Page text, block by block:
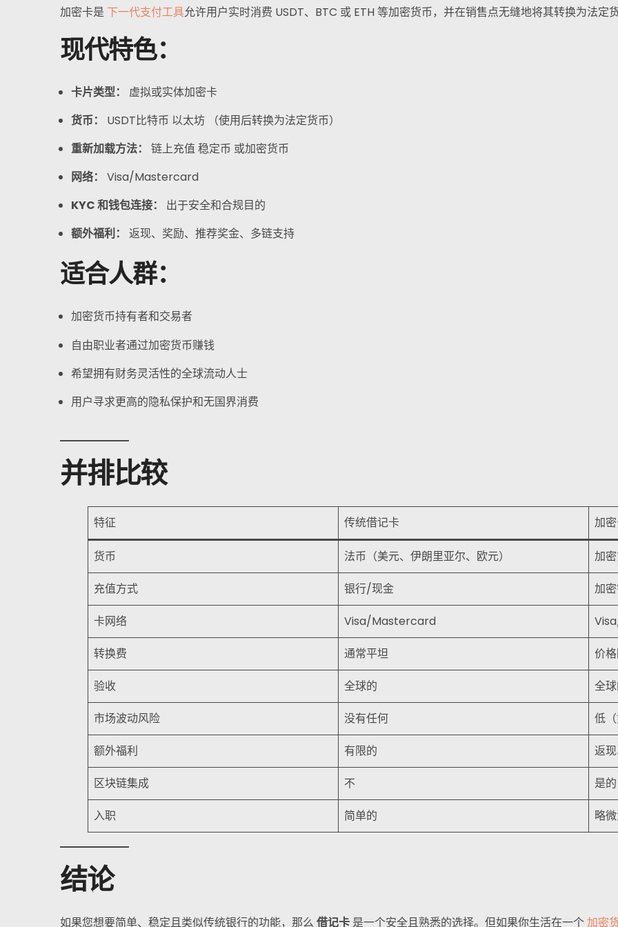
常见问题解答
消息
报名
中文
电报
加密卡是 下一代支付工具允许用户实时消费 USDT、BTC 或 ETH 等加密货币，并在销售点无缝地将其转换为法定
现代特色：
卡片类型：
虚拟或实体加密卡
货币：
USDT比特币 以太坊
（使用后转换为法定货币）
重新加载方法：
链上充值稳定币 或加密货币
网络：
Visa/Mastercard
KYC 和钱包连接：
出于安全和合规目的
额外福利：
返现、奖励、推荐奖金、多链支持
适合人群：
加密货币持有者和交易者
自由职业者通过加密货币赚钱
希望拥有财务灵活性的全球流动人士
用户寻求更高的隐私保护和无国界消费
并排比较
特征 传统借记卡 加
货币 法币（美元、伊朗里亚尔、欧元） 加
充值方式 银行/现金 加
卡网络 Visa/Mastercard
转换费 通常平坦 价
验收 全球的 全
市场波动风险 没有任何 低
额外福利 有限的 返
区块链集成 不 是的
入职 简单的 略
结论
如果您想要简单、稳定且类似传统银行的功能，那么 借记卡是一个安全且熟悉的选择。但如果你生活在一个加密